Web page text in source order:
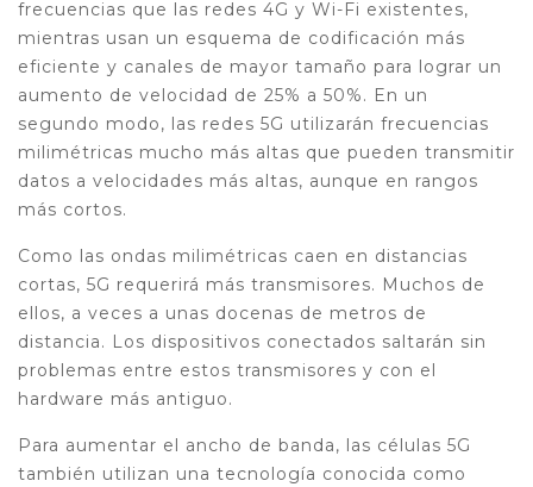
frecuencias que las redes 4G y Wi-Fi existentes,
mientras usan un esquema de codificación más
eficiente y canales de mayor tamaño para lograr un
aumento de velocidad de 25% a 50%. En un
segundo modo, las redes 5G utilizarán frecuencias
milimétricas mucho más altas que pueden transmitir
datos a velocidades más altas, aunque en rangos
más cortos.
Como las ondas milimétricas caen en distancias
cortas, 5G requerirá más transmisores. Muchos de
ellos, a veces a unas docenas de metros de
distancia. Los dispositivos conectados saltarán sin
problemas entre estos transmisores y con el
hardware más antiguo.
Para aumentar el ancho de banda, las células 5G
también utilizan una tecnología conocida como